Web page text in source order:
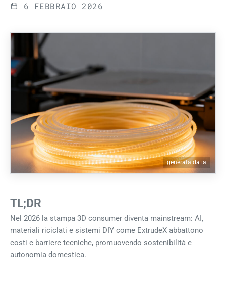
6 FEBBRAIO 2026
generata da ia
TL;DR
Nel 2026 la stampa 3D consumer diventa mainstream: AI,
materiali riciclati e sistemi DIY come ExtrudeX abbattono
costi e barriere tecniche, promuovendo sostenibilità e
autonomia domestica.